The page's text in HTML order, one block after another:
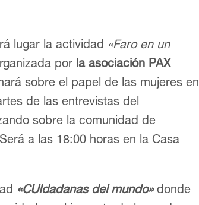
lugar la actividad «Faro en un
por la asociación PAX
sobre el papel de las mujeres en
de las entrevistas del
sobre la comunidad de
a las 18:00 horas en la Casa
«CUIdadanas del mundo»donde